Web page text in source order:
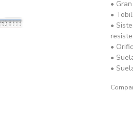
•
•
•
•
•
•